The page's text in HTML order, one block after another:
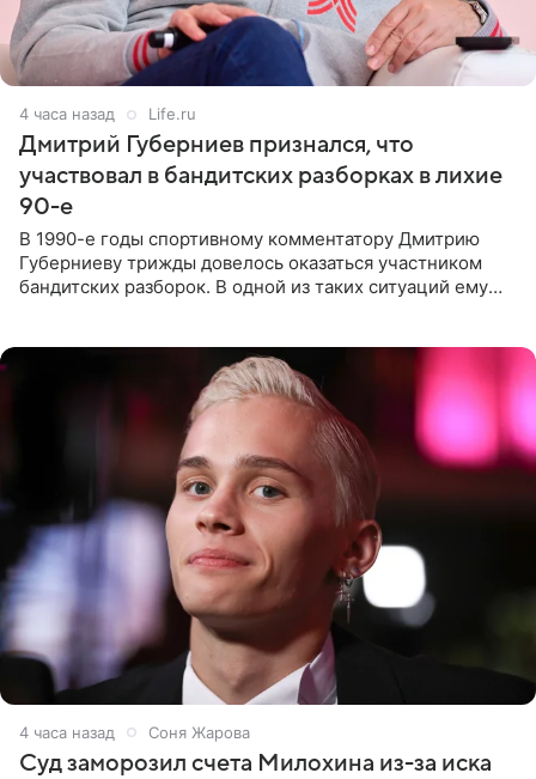
4 часа назад Life.ru
Дмитрий Губерниев признался, что
участвовал в бандитских разборках в лихие
90-е
В 1990-е годы спортивному комментатору Дмитрию
Губерниеву трижды довелось оказаться участником
бандитских разборок. В одной из таких ситуаций ему
4 часа назад Соня Жарова
Суд заморозил счета Милохина из-за иска